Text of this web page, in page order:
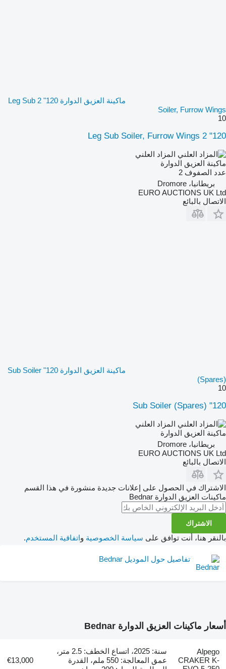
ماكينة العزيق الدوارة 120" 2 Leg Sub
Soiler, Furrow Wings
10
120" 2 Leg Sub Soiler, Furrow Wings
المزاد العلني
ماكينة العزيق الدوارة
عدد الصفوف 2
بريطانيا، Dromore
EURO AUCTIONS UK Ltd
الاتصال بالبائع
ماكينة العزيق الدوارة 120" Sub Soiler
(Spares)
10
120" Sub Soiler (Spares)
المزاد العلني
ماكينة العزيق الدوارة
بريطانيا، Dromore
EURO AUCTIONS UK Ltd
الاتصال بالبائع
الاشتراك في الحصول على إعلانات جديدة منشورة في هذا القسم
ماكينات العزيق الدوارة Bednar
الاشتراك
بالنقر هنا، أنت توافق على سياسة الخصوصية واتفاقية المستخدم.
تفاصيل حول الموديل Bednar
أسعار ماكينات العزيق الدوارة Bednar
Alpego
CRAKER K-
سنة: 2025، اتساع الخطف: 2.5 متر،
عمق المعالجة: 550 ملم، القدرة
€13,000